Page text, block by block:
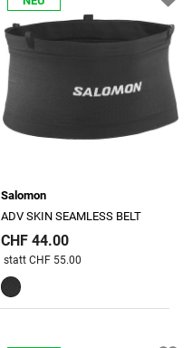
Salomon
ADV SKIN SEAMLESS BELT
CHF 44.00
Preis reduziert von
statt CHF 55.00